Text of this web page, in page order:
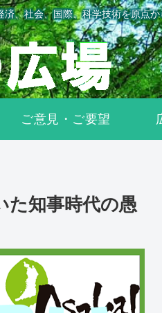
、社会、国際、科学技術を原点
ご意見・ご要望
た知事時代の愚